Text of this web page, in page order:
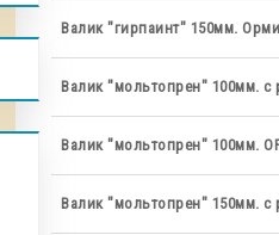
Валик "гирпаинт" 150мм.
Валик "мольтопрен" 100мм.
Валик "мольтопрен" 100мм.
Валик "мольтопрен" 150мм.